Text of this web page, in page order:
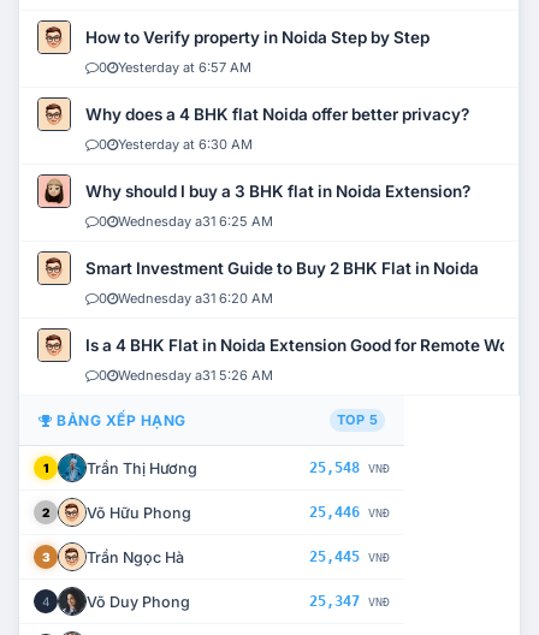
How to Verify property in Noida Step by Step
0 Yesterday at 6:57 AM
Why does a 4 BHK flat Noida offer better privacy?
0 Yesterday at 6:30 AM
Why should I buy a 3 BHK flat in Noida Extension?
0 Wednesday a31 6:25 AM
Smart Investment Guide to Buy 2 BHK Flat in Noida
0 Wednesday a31 6:20 AM
Is a 4 BHK Flat in Noida Extension Good for Remote Work?
0 Wednesday a31 5:26 AM
BẢNG XẾP HẠNG TOP 5
1 Trần Thị Hương 25,548 VNĐ
2 Võ Hữu Phong 25,446 VNĐ
3 Trần Ngọc Hà 25,445 VNĐ
4 Võ Duy Phong 25,347 VNĐ